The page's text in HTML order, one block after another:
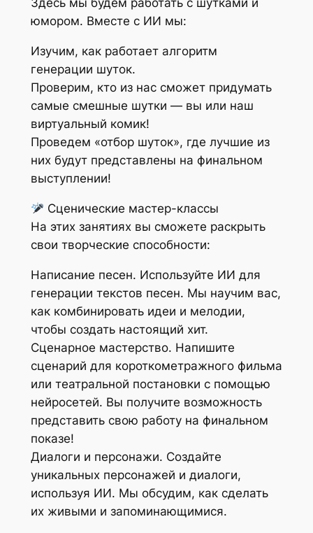
Здесь мы будем работать с шутками и
юмором. Вместе с ИИ мы:
Изучим, как работает алгоритм
генерации шуток.
Проверим, кто из нас сможет придумать
самые смешные шутки — вы или наш
виртуальный комик!
Проведем «отбор шуток», где лучшие из
них будут представлены на финальном
выступлении!
Сценические мастер-классы
На этих занятиях вы сможете раскрыть
свои творческие способности:
Написание песен. Используйте ИИ для
генерации текстов песен. Мы научим вас,
как комбинировать идеи и мелодии,
чтобы создать настоящий хит.
Сценарное мастерство. Напишите
сценарий для короткометражного фильма
или театральной постановки с помощью
нейросетей. Вы получите возможность
представить свою работу на финальном
показе!
Диалоги и персонажи. Создайте
уникальных персонажей и диалоги,
используя ИИ. Мы обсудим, как сделать
их живыми и запоминающимися.